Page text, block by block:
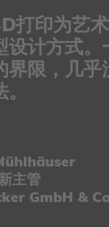
打印为艺
设计方式。
界限，几
主管
GmbH &